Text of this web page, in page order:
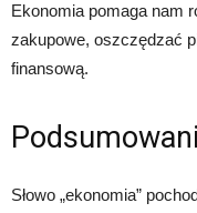
Ekonomia pomaga nam
zakupowe, oszczędzać
finansową.
Słowo „ekonomia”